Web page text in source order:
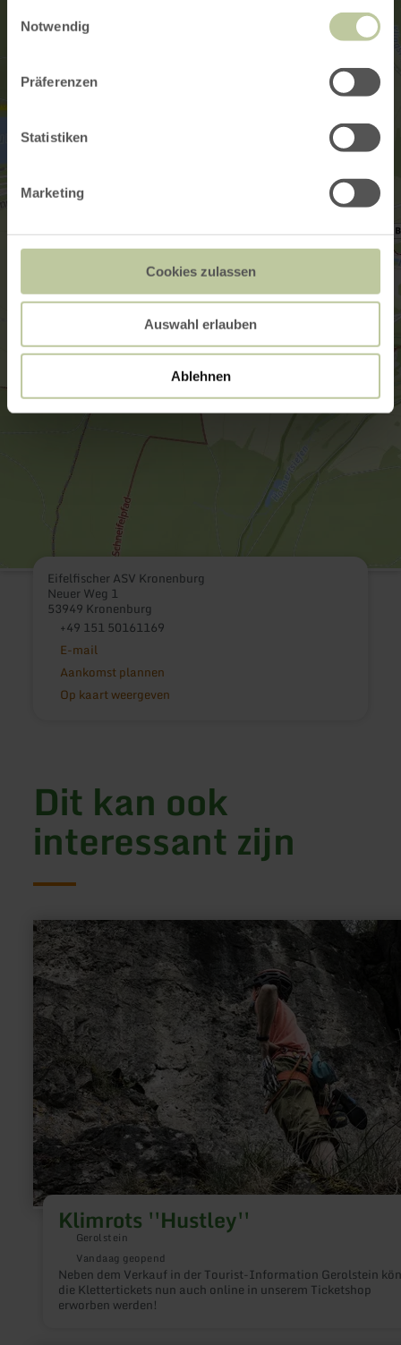
Notwendig
Präferenzen
Statistiken
Marketing
Cookies zulassen
Auswahl erlauben
Ablehnen
Eifelfischer ASV Kronenburg
Neuer Weg 1
53949 Kronenburg
+49 151 50161169
E-mail
Aankomst plannen
Op kaart weergeven
Dit kan ook
interessant zijn
Klimrots ''Hustley''
Gerolstein
Vandaag geopend
Neben dem Verkauf in der Tourist-Information Gerolstein
die Klettertickets nun auch online in unserem Ticketshop
erworben werden!
meer
informatie
over:
Klimrots
''Hustley''